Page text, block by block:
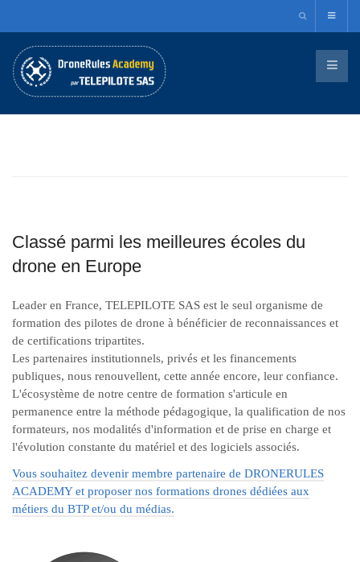
Classé parmi les meilleures écoles du
drone en Europe
Leader en France, TELEPILOTE SAS est le seul organisme de
formation des pilotes de drone à bénéficier de reconnaissances et
de certifications tripartites.
Les partenaires institutionnels, privés et les financements
publiques, nous renouvellent, cette année encore, leur confiance.
L'écosystème de notre centre de formation s'articule en
permanence entre la méthode pédagogique, la qualification de nos
formateurs, nos modalités d'information et de prise en charge et
l'évolution constante du matériel et des logiciels associés.
Vous souhaitez devenir membre partenaire de DRONERULES
ACADEMY et proposer nos formations drones dédiées aux
métiers du BTP et/ou du médias.